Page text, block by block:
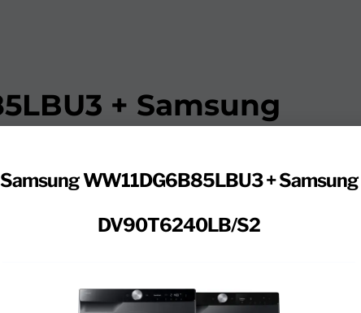
+ Samsung
S2 wasmachine en droger set doe je je
wasmachine heeft ruimte voor 11 kilogram
dekbed in één keer. AI Wash doseert je wasmiddel
Via de app zet je de AI Energy Mode aan.
Wash programma verwijdert bacteriën en
Samsung WW11DG6B85LBU3 + Samsung
DV90T6240LB/S2